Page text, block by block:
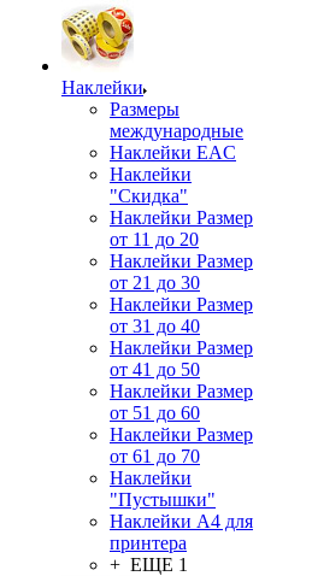
Наклейки
Размеры
международные
Наклейки EAC
Наклейки
"Скидка"
Наклейки Размер
от 11 до 20
Наклейки Размер
от 21 до 30
Наклейки Размер
от 31 до 40
Наклейки Размер
от 41 до 50
Наклейки Размер
от 51 до 60
Наклейки Размер
от 61 до 70
Наклейки
"Пустышки"
Наклейки А4 для
принтера
+ ЕЩЕ 1